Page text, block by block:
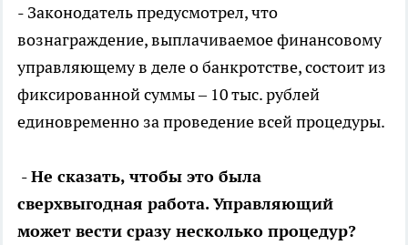
- Законодатель предусмотрел, что
вознаграждение, выплачиваемое финансовому
управляющему в деле о банкротстве, состоит из
фиксированной суммы – 10 тыс. рублей
единовременно за проведение всей процедуры.
- Не сказать, чтобы это была
сверхвыгодная работа. Управляющий
может вести сразу несколько процедур?